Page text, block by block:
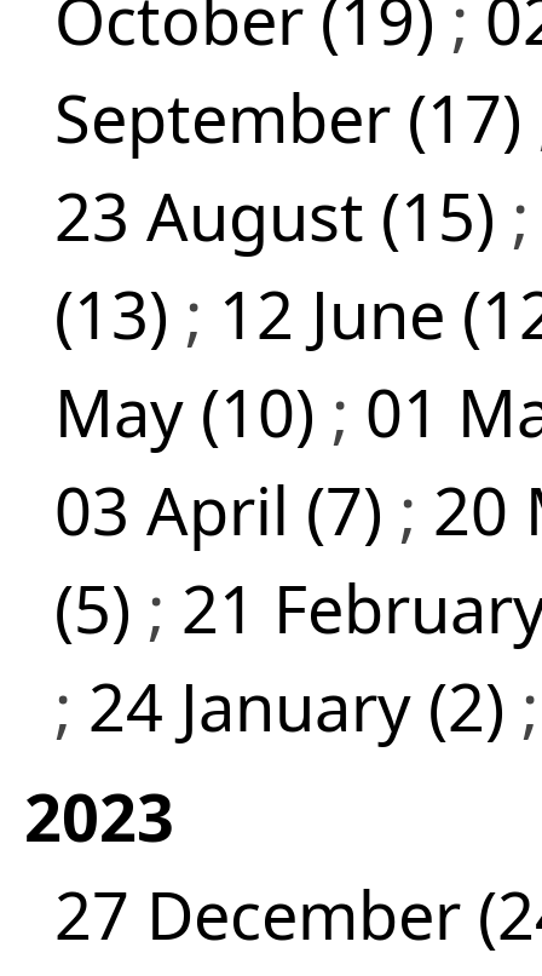
October (19) ;
September (17)
23 August (15)
(13) ; 12 June
May (10) ; 01
03 April (7) ; 20
(5) ; 21
; 24 January (2)
2023
27 December